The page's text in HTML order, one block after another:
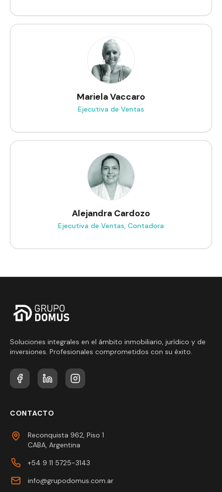
Mariela Vaccaro
Ejecutiva de Ventas
Alejandra Cardozo
Ejecutiva de Ventas, Contadora
Soluciones integrales en el ámbito inmobiliario, jurídico y de
inversiones. Profesionales comprometidos con su éxito.
CONTACTO
Reconquista 962, Piso 1
CABA, Argentina
+54 9 11 5725-3143
info@grupodomus.com.ar